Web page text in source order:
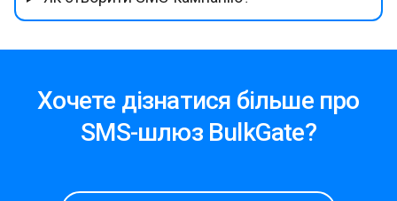
Хочете дізнатися більше про
SMS-шлюз BulkGate?